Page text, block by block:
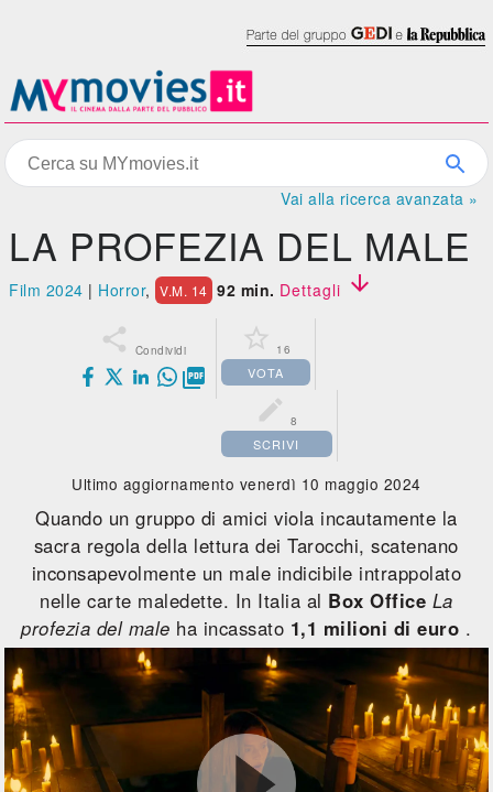
Vai alla ricerca avanzata »
LA PROFEZIA DEL MALE
Film 2024 | Horror, V.M. 14 92 min. Dettagli 
 Condividi

 16
VOTA
 8
SCRIVI
Ultimo aggiornamento venerdì 10 maggio 2024
Quando un gruppo di amici viola incautamente la
sacra regola della lettura dei Tarocchi, scatenano
inconsapevolmente un male indicibile intrappolato
nelle carte maledette. In Italia al Box Office La
profezia del male ha incassato 1,1 milioni di euro .